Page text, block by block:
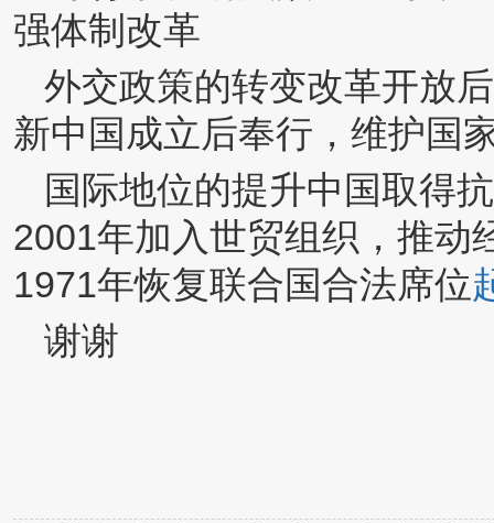
强体制改革
外交政策的转变改革开放
新中国成立后奉行，维护国
国际地位的提升中国取得
2001年加入世贸组织，推动
1971年恢复联合国合法席位
谢谢